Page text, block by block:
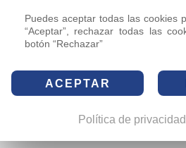
Puedes aceptar todas las cookies
“Aceptar”, rechazar todas las
botón “Rechazar”
ACEPTAR
Política de privacidad